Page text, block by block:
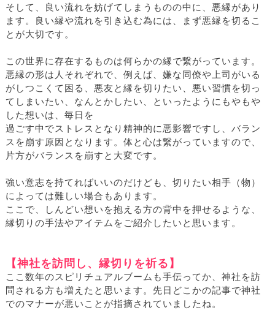
そして、良い流れを妨げてしまうものの中に、悪縁があり
ます。良い縁や流れを引き込む為には、まず悪縁を切るこ
とが大切です。
この世界に存在するものは何らかの縁で繋がっています。
悪縁の形は人それぞれで、例えば、嫌な同僚や上司がいる
がしつこくて困る、悪友と縁を切りたい、悪い習慣を切っ
てしまいたい、なんとかしたい、といったようにもやもや
した想いは、毎日を
過ごす中でストレスとなり精神的に悪影響ですし、バラン
スを崩す原因となります。体と心は繋がっていますので、
片方がバランスを崩すと大変です。
強い意志を持てればいいのだけども、切りたい相手（物）
によっては難しい場合もあります。
ここで、しんどい想いを抱える方の背中を押せるような、
縁切りの手法やアイテムをご紹介したいと思います。
【神社を訪問し、縁切りを祈る】
ここ数年のスピリチュアルブームも手伝ってか、神社を訪
問される方も増えたと思います。先日どこかの記事で神社
でのマナーが悪いことが指摘されていましたね。